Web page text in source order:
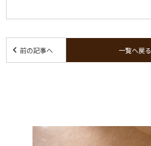
前の記事へ 一覧へ戻る